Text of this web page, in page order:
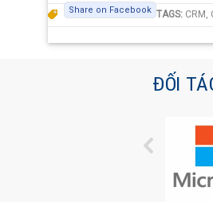
Share on Facebook TAGS: CRM ,
ĐỐI